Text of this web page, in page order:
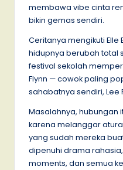
membawa vibe cinta
bikin gemas sendiri.
Ceritanya mengikuti Elle
hidupnya berubah total
festival sekolah
Flynn — cowok paling
sahabatnya sendiri, Lee
Masalahnya, hubungan
karena melanggar
yang sudah mereka
dipenuhi drama
moments, dan semua